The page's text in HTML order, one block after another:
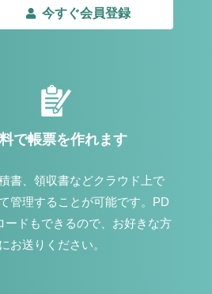
今すぐ会員登録
で帳票を作れます
書、領収書などクラウド上で
管理することが可能です。PD
ードもできるので、お好きな方
お送りください。